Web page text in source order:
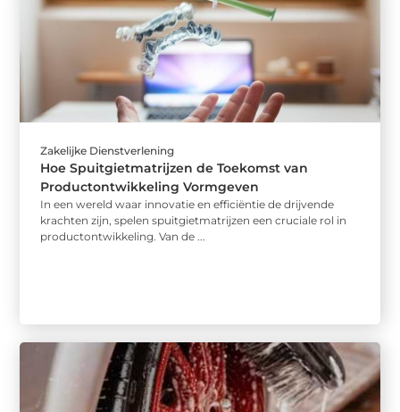
Zakelijke Dienstverlening
Hoe Spuitgietmatrijzen de Toekomst van
Productontwikkeling Vormgeven
In een wereld waar innovatie en efficiëntie de drijvende
krachten zijn, spelen spuitgietmatrijzen een cruciale rol in
productontwikkeling. Van de ...